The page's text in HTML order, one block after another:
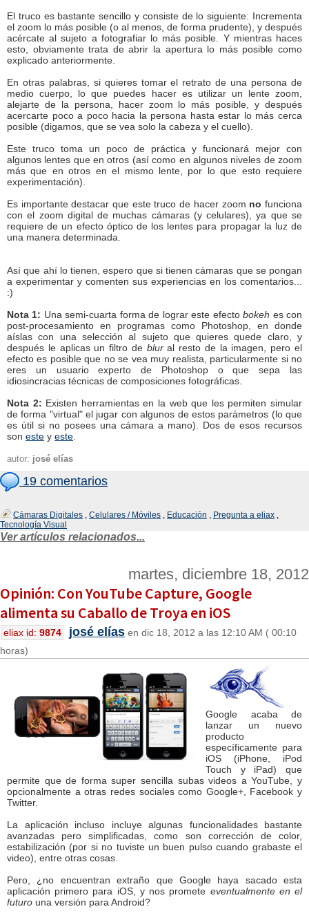
El truco es bastante sencillo y consiste de lo siguiente: Incrementa
el zoom lo más posible (o al menos, de forma prudente), y después
acércate al sujeto a fotografiar lo más posible. Y mientras haces
esto, obviamente trata de abrir la apertura lo más posible como
explicado anteriormente.
En otras palabras, si quieres tomar el retrato de una persona de
medio cuerpo, lo que puedes hacer es utilizar un lente zoom,
alejarte de la persona, hacer zoom lo más posible, y después
acercarte poco a poco hacia la persona hasta estar lo más cerca
posible (digamos, que se vea solo la cabeza y el cuello).
Este truco toma un poco de práctica y funcionará mejor con
algunos lentes que en otros (así como en algunos niveles de zoom
más que en otros en el mismo lente, por lo que esto requiere
experimentación).
Es importante destacar que este truco de hacer zoom no funciona
con el zoom digital de muchas cámaras (y celulares), ya que se
requiere de un efecto óptico de los lentes para propagar la luz de
una manera determinada.
Así que ahí lo tienen, espero que si tienen cámaras que se pongan
a experimentar y comenten sus experiencias en los comentarios...
:)
Nota 1: Una semi-cuarta forma de lograr este efectobokeh es con
post-procesamiento en programas como Photoshop, en donde
aíslas con una selección al sujeto que quieres quede claro, y
después le aplicas un filtro de blural resto de la imagen, pero el
efecto es posible que no se vea muy realista, particularmente si no
eres un usuario experto de Photoshop o que sepa las
idiosincracias técnicas de composiciones fotográficas.
Nota 2: Existen herramientas en la web que les permiten simular
de forma "virtual" el jugar con algunos de estos parámetros (lo que
es útil si no posees una cámara a mano). Dos de esos recursos
son este y este
autor: josé elías
19 comentarios
Cámaras Digitales , Celulares / Móviles , Educación , Pregunta a eliax ,
Tecnología Visual
Ver artículos relacionados...
martes, diciembre 18, 2012
Opinión: Con YouTube Capture, Google
alimenta su Caballo de Troya en iOS
eliax id: 9874 josé elías en dic 18, 2012 a las 12:10 AM ( 00:10
horas)
Google acaba de
lanzar un nuevo
producto
específicamente para
iOS (iPhone, iPod
Touch y iPad) que
permite que de forma super sencilla subas videos a YouTube, y
opcionalmente a otras redes sociales como Google+, Facebook y
Twitter.
La aplicación incluso incluye algunas funcionalidades bastante
avanzadas pero simplificadas, como son corrección de color,
estabilización (por si no tuviste un buen pulso cuando grabaste el
video), entre otras cosas.
Pero, ¿no encuentran extraño que Google haya sacado esta
aplicación primero para iOS, y nos promete eventualmente en el
futuro una versión para Android?